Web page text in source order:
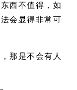
西不值得，如
会显得非常可
那是不会有人